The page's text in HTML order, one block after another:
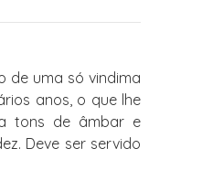
de uma só vindima
anos, o que lhe
tons de âmbar e
Deve ser servido